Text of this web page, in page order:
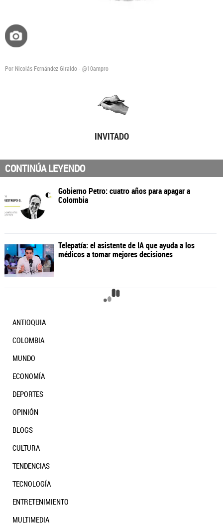
Por Nicolás Fernández Giraldo - @10ampro
INVITADO
CONTINÚA LEYENDO
ANTIOQUIA
COLOMBIA
MUNDO
ECONOMÍA
DEPORTES
OPINIÓN
BLOGS
CULTURA
TENDENCIAS
TECNOLOGÍA
ENTRETENIMIENTO
MULTIMEDIA